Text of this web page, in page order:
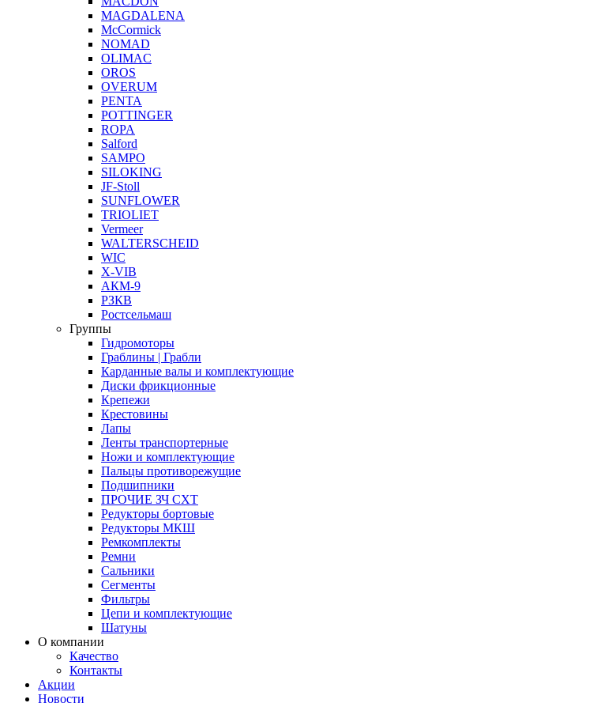
MAGDALENA
McCormick
NOMAD
OLIMAC
OROS
OVERUM
PENTA
POTTINGER
ROPA
Salford
SAMPO
SILOKING
JF-Stoll
SUNFLOWER
TRIOLIET
Vermeer
WALTERSCHEID
WIC
X-VIB
АКМ-9
РЗКВ
Ростсельмаш
Группы
Гидромоторы
Граблины | Грабли
Карданные валы и комплектующие
Диски фрикционные
Крепежи
Крестовины
Лапы
Ленты транспортерные
Ножи и комплектующие
Пальцы противорежущие
Подшипники
ПРОЧИЕ ЗЧ СХТ
Редукторы бортовые
Редукторы МКШ
Ремкомплекты
Ремни
Сальники
Сегменты
Фильтры
Цепи и комплектующие
Шатуны
О компании
Качество
Контакты
Акции
Новости